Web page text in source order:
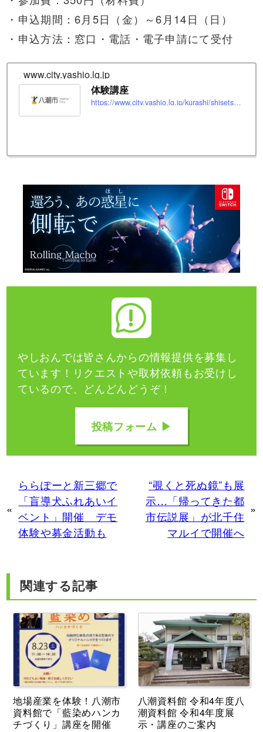
・申込期間：6月5日（金）～6月14日（日）
・申込方法：窓口・電話・電子申請にて受付
www.city.yashio.lg.jp
体験講座
https://www.city.yashio.lg.jp/kurashi/shisetsuguide/shiryokan/koza/taiken.html
やしおんでは皆さんからの情報提供を募集し
ています！ リクエストや取材依頼もお受けし
ているので、どんどんどうぞ！
投稿フォーム ▶
«
ららぽーと新三郷で
「盲導犬ふれあいイ
ベント」開催 デモ
体験や募金活動も
“覗くと死ぬ鏡”も展
示…「帰ってきた都
市伝説展」が北千住
マルイで開催へ
»
関連する記事
地場産業を体験！八潮市
資料館で「藍染めハンカ
チづくり」講座を開催
八潮資料館 令和4年度八
潮資料館 令和4年度展
示・講座のご案内